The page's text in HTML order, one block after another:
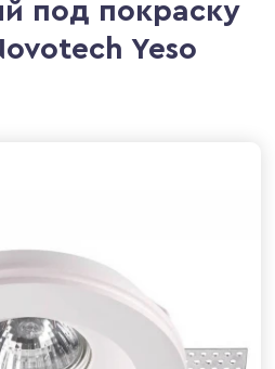
под покраску
Yeso